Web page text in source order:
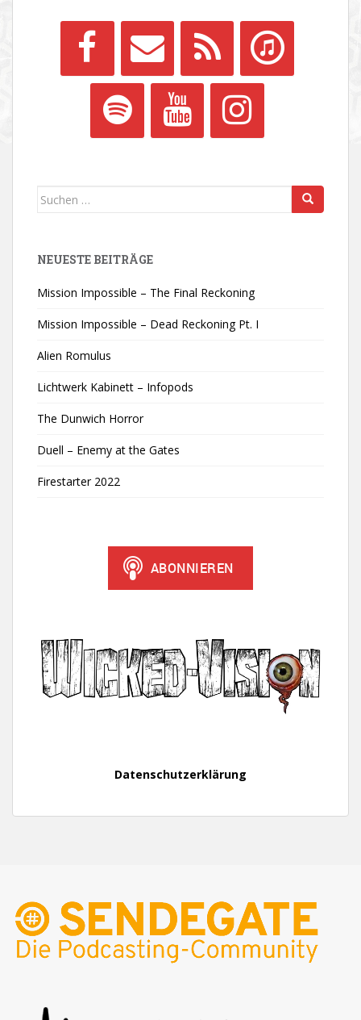
Suchen
NEUESTE BEITRÄGE
Mission Impossible – The Final Reckoning
Mission Impossible – Dead Reckoning Pt. I
Alien Romulus
Lichtwerk Kabinett – Infopods
The Dunwich Horror
Duell – Enemy at the Gates
Firestarter 2022
Datenschutzerklärung